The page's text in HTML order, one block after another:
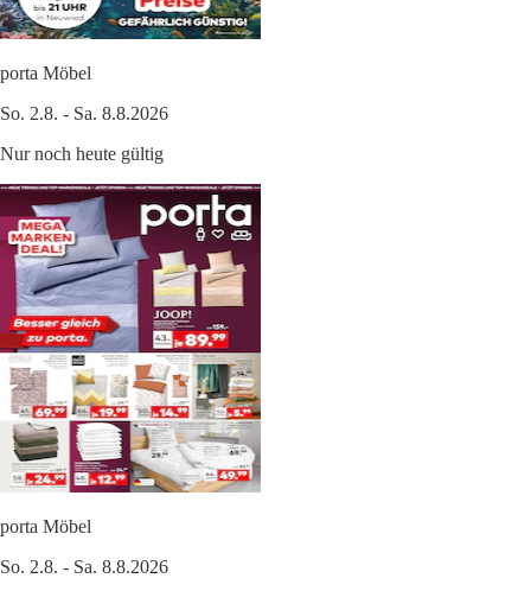
porta Möbel
So. 2.8. - Sa. 8.8.2026
Nur noch heute gültig
porta Möbel
So. 2.8. - Sa. 8.8.2026